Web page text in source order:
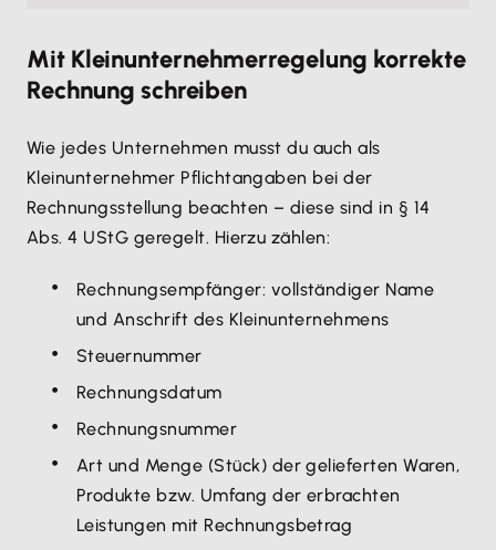
Mit Kleinunternehmerregelung korrekte
Rechnung schreiben
Wie jedes Unternehmen musst du auch als
Kleinunternehmer Pflichtangaben bei der
Rechnungsstellung beachten – diese sind in § 14
Abs. 4 UStG geregelt. Hierzu zählen:
Rechnungsempfänger: vollständiger Name
und Anschrift des Kleinunternehmens
Steuernummer
Rechnungsdatum
Rechnungsnummer
Art und Menge (Stück) der gelieferten Waren,
Produkte bzw. Umfang der erbrachten
Leistungen mit Rechnungsbetrag